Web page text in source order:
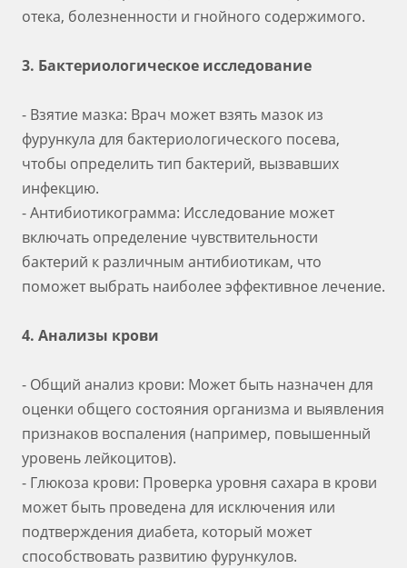
отека, болезненности и гнойного содержимого.
3. Бактериологическое исследование
- Взятие мазка: Врач может взять мазок из
фурункула для бактериологического посева,
чтобы определить тип бактерий, вызвавших
инфекцию.
- Антибиотикограмма: Исследование может
включать определение чувствительности
бактерий к различным антибиотикам, что
поможет выбрать наиболее эффективное лечение.
4. Анализы крови
- Общий анализ крови: Может быть назначен для
оценки общего состояния организма и выявления
признаков воспаления (например, повышенный
уровень лейкоцитов).
- Глюкоза крови: Проверка уровня сахара в крови
может быть проведена для исключения или
подтверждения диабета, который может
способствовать развитию фурункулов.